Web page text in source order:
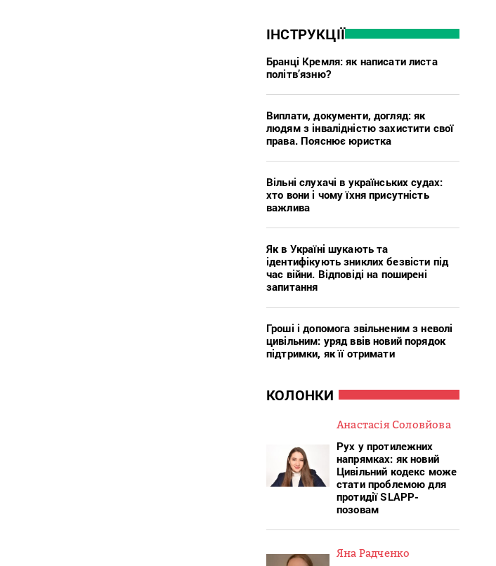
ІНСТРУКЦІЇ
Бранці Кремля: як написати листа
політв’язню?
Виплати, документи, догляд: як
людям з інвалідністю захистити свої
права. Пояснює юристка
Вільні слухачі в українських судах:
хто вони і чому їхня присутність
важлива
Як в Україні шукають та
ідентифікують зниклих безвісти під
час війни. Відповіді на поширені
запитання
Гроші і допомога звільненим з неволі
цивільним: уряд ввів новий порядок
підтримки, як її отримати
КОЛОНКИ
Анастасія Соловйова
Рух у протилежних
напрямках: як новий
Цивільний кодекс може
стати проблемою для
протидії SLAPP-
позовам
Яна Радченко